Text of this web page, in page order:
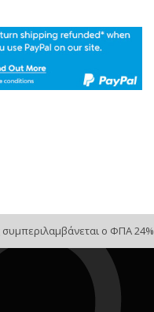
συμπεριλαμβάνεται ο ΦΠΑ 24%